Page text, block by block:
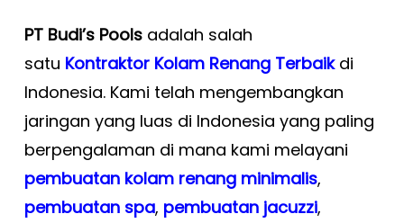
PT Budi’s Poolsadalah salah
satu Kontraktor Kolam Renang Terbaik di
Indonesia. Kami telah mengembangkan
jaringan yang luas di Indonesia yang paling
berpengalaman di mana kami melayani
pembuatan kolam renang minimalis,
pembuatan spa, pembuatan jacuzzi,